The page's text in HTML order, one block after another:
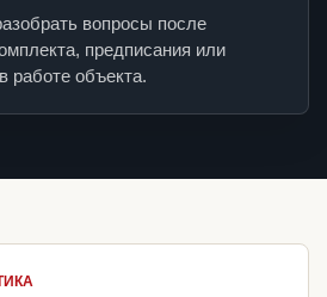
вопросы после
предписания или
работе объекта.